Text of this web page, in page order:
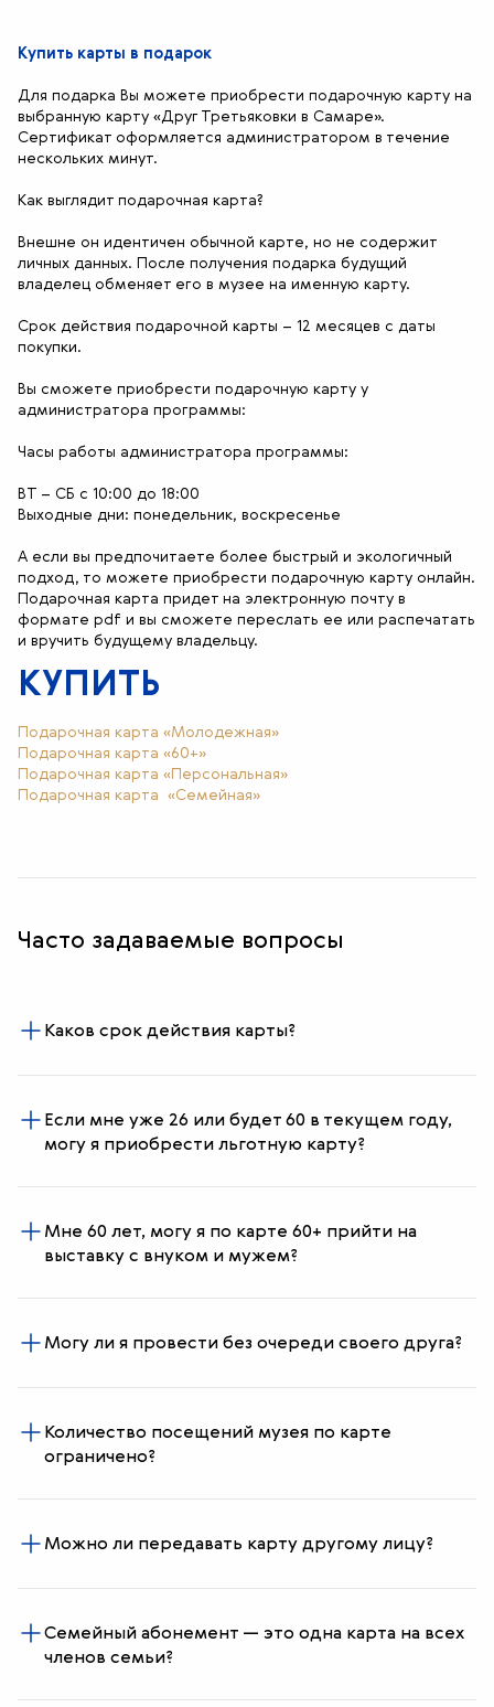
Купить карты в подарок
Для подарка Вы можете приобрести подарочную карту на
выбранную карту «Друг Третьяковки в Самаре».
Сертификат оформляется администратором в течение
нескольких минут.
Как выглядит подарочная карта?
Внешне он идентичен обычной карте, но не содержит
личных данных. После получения подарка будущий
владелец обменяет его в музее на именную карту.
Срок действия подарочной карты – 12 месяцев с даты
покупки.
Вы сможете приобрести подарочную карту у
администратора программы:
Часы работы администратора программы:
ВТ – СБ с 10:00 до 18:00
Выходные дни: понедельник, воскресенье
А если вы предпочитаете более быстрый и экологичный
подход, то можете приобрести подарочную карту онлайн.
Подарочная карта придет на электронную почту в
формате pdf и вы сможете переслать ее или распечатать
и вручить будущему владельцу.
КУПИТЬ
Подарочная карта «Молодежная»
Подарочная карта «60+»
Подарочная карта «Персональная»
Подарочная карта «Семейная»
Часто задаваемые вопросы
Каков срок действия карты?
Если мне уже 26 или будет 60 в текущем году,
могу я приобрести льготную карту?
Мне 60 лет, могу я по карте 60+ прийти на
выставку с внуком и мужем?
Могу ли я провести без очереди своего друга?
Количество посещений музея по карте
ограничено?
Можно ли передавать карту другому лицу?
Семейный абонемент — это одна карта на всех
членов семьи?